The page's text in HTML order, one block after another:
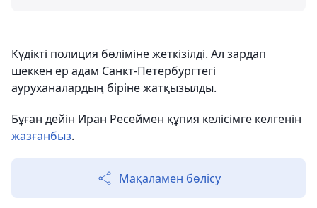
Күдікті полиция бөліміне жеткізілді. Ал зардап
шеккен ер адам Санкт-Петербургтегі
ауруханалардың біріне жатқызылды.
Бұған дейін Иран Ресеймен құпия келісімге келгенін
жазғанбыз.
Мақаламен бөлісу